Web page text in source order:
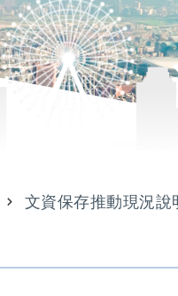
文資保存推動現況說